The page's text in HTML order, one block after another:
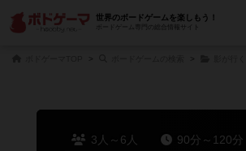
世界のボードゲームを楽しもう！
ボードゲーム専門の総合情報サイト
3人～6人 90分～120分